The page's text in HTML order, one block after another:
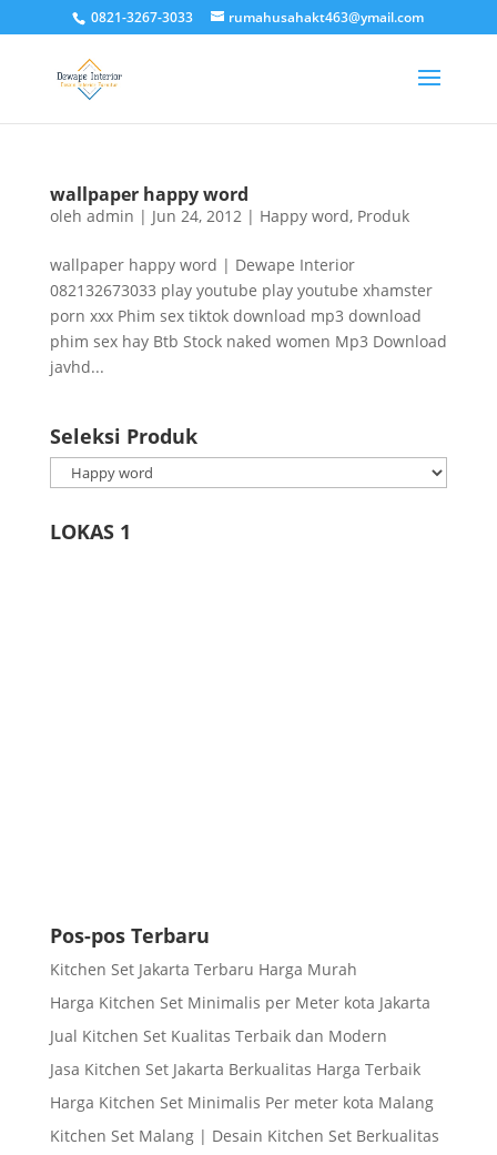
0821-3267-3033 rumahusahakt463@ymail.com
wallpaper happy word
oleh admin | Jun 24, 2012| Happy word, Produk
wallpaper happy word | Dewape Interior
082132673033 play youtube play youtube xhamster
porn xxx Phim sex tiktok download mp3 download
phim sex hay Btb Stock naked women Mp3 Download
javhd...
Seleksi Produk
Seleksi
Produk
LOKAS 1
Pos-pos Terbaru
Kitchen Set Jakarta Terbaru Harga Murah
Harga Kitchen Set Minimalis per Meter kota Jakarta
Jual Kitchen Set Kualitas Terbaik dan Modern
Jasa Kitchen Set Jakarta Berkualitas Harga Terbaik
Harga Kitchen Set Minimalis Per meter kota Malang
Kitchen Set Malang | Desain Kitchen Set Berkualitas